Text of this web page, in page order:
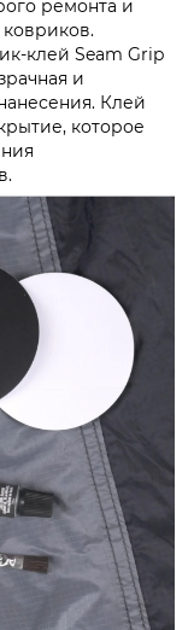
ремонта и
клей Seam Grip
и
Клей
которое